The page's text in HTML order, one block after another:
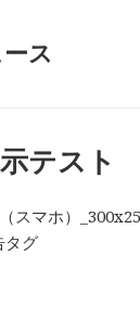
ス
テスト
スマホ）
タグ